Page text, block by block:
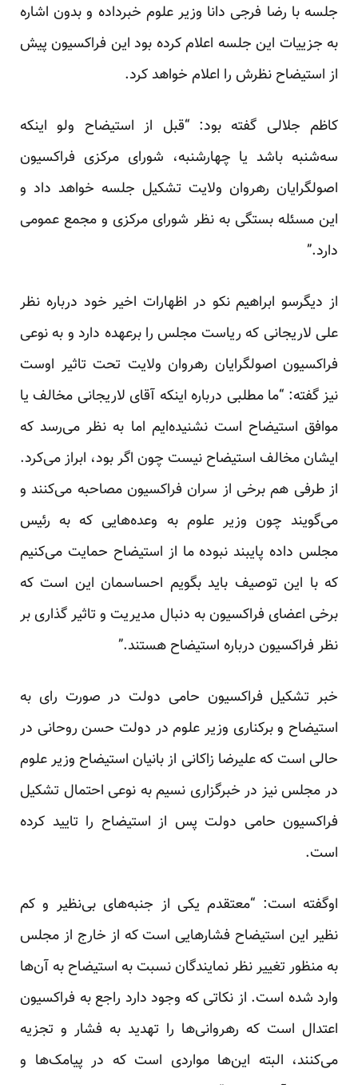
جلسه با رضا فرجی دانا وزیر علوم خبرداده و بدون اشاره
به جزییات این جلسه اعلام کرده بود این فراکسیون پیش
از استیضاح نظرش را اعلام خواهد کرد.
کاظم جلالی گفته بود: “قبل از استیضاح ولو اینکه
سه‌شنبه باشد یا چهارشنبه، شورای مرکزی فراکسیون
اصولگرایان رهروان ولایت تشکیل جلسه خواهد داد و
این مسئله بستگی به نظر شورای مرکزی و مجمع عمومی
دارد.”
از دیگرسو ابراهیم نکو در اظهارات اخیر خود درباره نظر
علی لاریجانی که ریاست مجلس را برعهده دارد و به نوعی
فراکسیون اصولگرایان رهروان ولایت تحت تاثیر اوست
نیز گفته: “ما مطلبی درباره اینکه آقای لاریجانی مخالف یا
موافق استیضاح است نشنیده‌ایم اما به نظر می‌رسد که
ایشان مخالف استیضاح نیست چون اگر بود، ابراز می‌کرد.
از طرفی هم برخی از سران فراکسیون مصاحبه می‌کنند و
می‌گویند چون وزیر علوم به وعده‌هایی که به رئیس‌
مجلس داده پایبند نبوده ما از استیضاح حمایت می‌کنیم
که با این توصیف باید بگویم احساسمان این است که
برخی اعضای فراکسیون به دنبال مدیریت و تاثیر گذاری بر
نظر فراکسیون درباره استیضاح هستند.”
خبر تشکیل فراکسیون حامی دولت در صورت رای به
استیضاح و برکناری وزیر علوم در دولت حسن روحانی در
حالی است که علیرضا زاکانی از بانیان استیضاح وزیر علوم
در مجلس نیز در خبرگزاری نسیم به نوعی احتمال تشکیل
فراکسیون حامی دولت پس از استیضاح را تایید کرده
است.
اوگفته است: “معتقدم یکی از جنبه‌های بی‌نظیر و کم
نظیر این استیضاح فشارهایی است که از خارج از مجلس
به منظور تغییر نظر نمایندگان نسبت به استیضاح به آن‌ها
وارد شده است. از نکاتی که وجود دارد راجع به فراکسیون
اعتدال است که رهروانی‌ها را تهدید به فشار و تجزیه
می‌کنند، البته این‌ها مواردی است که در پیامک‌ها و